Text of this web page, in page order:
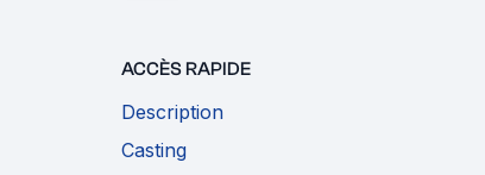
ACCÈS RAPIDE
Description
Casting